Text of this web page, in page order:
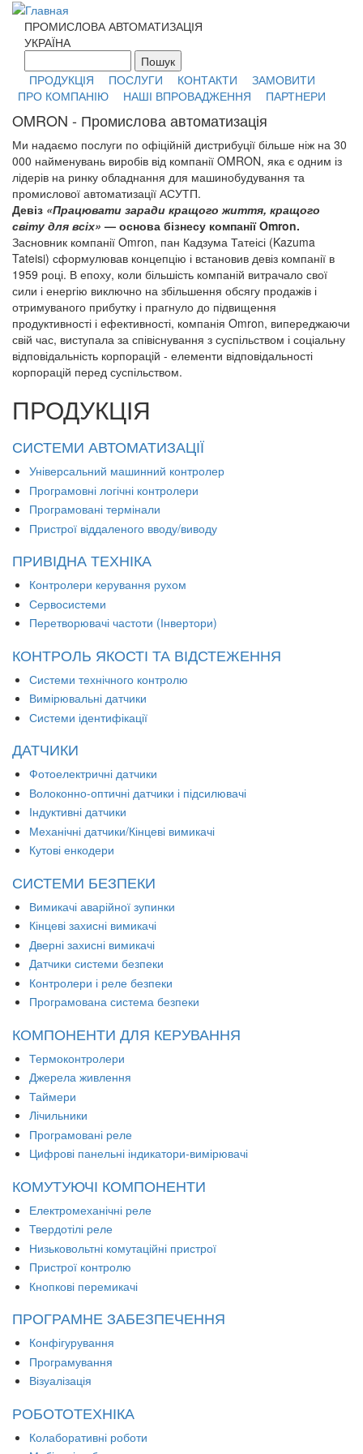
Перейти к основному содержанию
ПРОМИСЛОВА АВТОМАТИЗАЦІЯ
УКРАЇНА
Форма поиска
ПРОДУКЦІЯ
ПОСЛУГИ КОНТАКТИ
ЗАМОВИТИ
ПРО КОМПАНІЮ
НАШІ ВПРОВАДЖЕННЯ ПАРТНЕРИ
OMRON - Промислова автоматизація
Ми надаємо послуги по офіційній дистрибуції більше ніж на 30
000 найменувань виробів від компанії OMRON, яка є одним із
лідерів на ринку обладнання для машинобудування та
промислової автоматизації АСУТП.
Девіз «Працювати заради кращого життя, кращого
світу для всіх» — основа бізнесу компанії Omron.
Засновник компанії Omron, пан Кадзума Татеісі (Kazuma
Tateisi) сформулював концепцію і встановив девіз компанії в
1959 році. В епоху, коли більшість компаній витрачало свої
сили і енергію виключно на збільшення обсягу продажів і
отримуваного прибутку і прагнуло до підвищення
продуктивності і ефективності, компанія Omron, випереджаючи
свій час, виступала за співіснування з суспільством і соціальну
відповідальність корпорацій - елементи відповідальності
корпорацій перед суспільством.
ПРОДУКЦІЯ
СИСТЕМИ АВТОМАТИЗАЦІЇ
Універсальний машинний контролер
Програмовні логічні контролери
Програмовані термінали
Пристрої віддаленого вводу/виводу
ПРИВІДНА ТЕХНІКА
Контролери керування рухом
Сервосистеми
Перетворювачі частоти (Інвертори)
КОНТРОЛЬ ЯКОСТІ ТА ВІДСТЕЖЕННЯ
Системи технічного контролю
Вимірювальні датчики
Системи ідентифікації
ДАТЧИКИ
Фотоелектричні датчики
Волоконно-оптичні датчики і підсилювачі
Індуктивні датчики
Механічні датчики/Кінцеві вимикачі
Кутові енкодери
СИСТЕМИ БЕЗПЕКИ
Вимикачі аварійної зупинки
Кінцеві захисні вимикачі
Дверні захисні вимикачі
Датчики системи безпеки
Контролери і реле безпеки
Програмована система безпеки
КОМПОНЕНТИ ДЛЯ КЕРУВАННЯ
Термоконтролери
Джерела живлення
Таймери
Лічильники
Програмовані реле
Цифрові панельні індикатори-вимірювачі
КОМУТУЮЧІ КОМПОНЕНТИ
Електромеханічні реле
Твердотілі реле
Низьковольтні комутаційні пристрої
Пристрої контролю
Кнопкові перемикачі
ПРОГРАМНЕ ЗАБЕЗПЕЧЕННЯ
Конфігурування
Програмування
Візуалізація
РОБОТОТЕХНІКА
Колаборативні роботи